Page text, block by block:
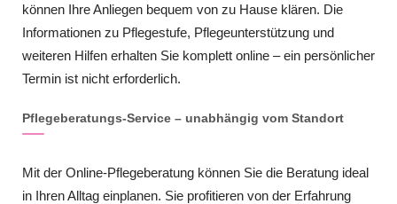
können Ihre Anliegen bequem von zu Hause klären. Die
Informationen zu Pflegestufe, Pflegeunterstützung und
weiteren Hilfen erhalten Sie komplett online – ein persönlicher
Termin ist nicht erforderlich.
Pflegeberatungs-Service – unabhängig vom Standort
Mit der Online-Pflegeberatung können Sie die Beratung ideal
in Ihren Alltag einplanen. Sie profitieren von der Erfahrung